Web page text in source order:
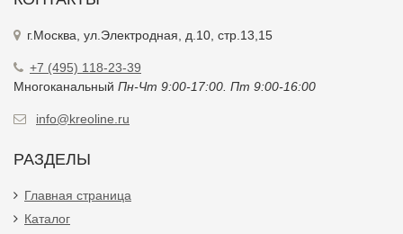
г.Москва, ул.Электродная, д.10, стр.13,15
+7 (495) 118-23-39
Многоканальный Пн-Чт 9:00-17:00. Пт 9:00-16:00
info@kreoline.ru
РАЗДЕЛЫ
Главная страница
Каталог